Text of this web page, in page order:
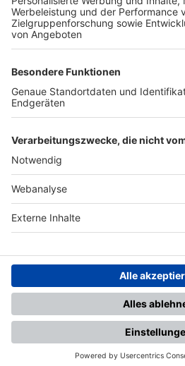
TOP-PARTNER
Nutzungsbedingungen Datenschutz